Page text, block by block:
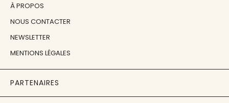
À PROPOS
NOUS CONTACTER
NEWSLETTER
MENTIONS LÉGALES
PARTENAIRES